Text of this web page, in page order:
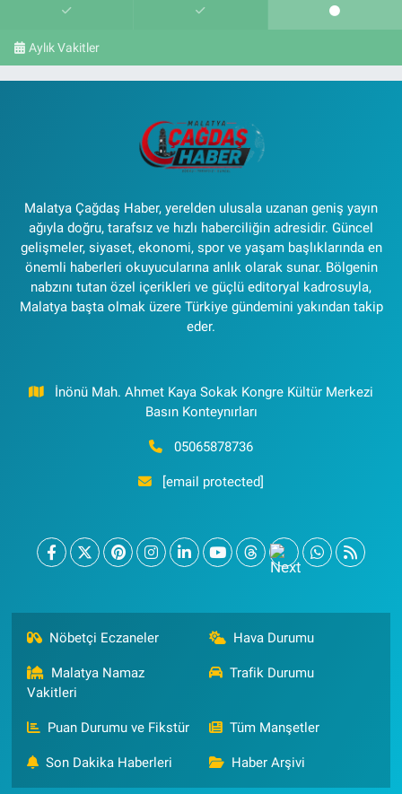
Aylık Vakitler
Malatya Çağdaş Haber, yerelden ulusala uzanan geniş yayın
ağıyla doğru, tarafsız ve hızlı haberciliğin adresidir. Güncel
gelişmeler, siyaset, ekonomi, spor ve yaşam başlıklarında en
önemli haberleri okuyucularına anlık olarak sunar. Bölgenin
nabzını tutan özel içerikleri ve güçlü editoryal kadrosuyla,
Malatya başta olmak üzere Türkiye gündemini yakından takip
eder.
İnönü Mah. Ahmet Kaya Sokak Kongre Kültür Merkezi
Basın Konteynırları
05065878736
[email protected]
Nöbetçi Eczaneler Hava Durumu
Malatya Namaz
Vakitleri
Trafik Durumu
Puan Durumu ve Fikstür Tüm Manşetler
Son Dakika Haberleri Haber Arşivi